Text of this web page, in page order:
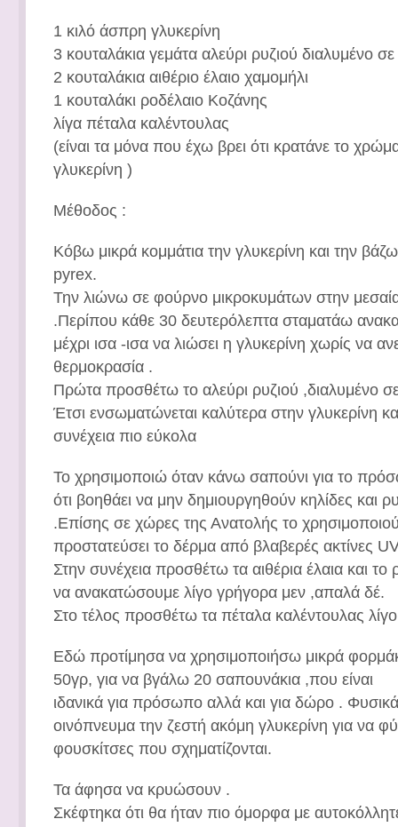
1 κιλό άσπρη γλυκερίνη
3 κουταλάκια γεμάτα αλεύρι ρυζιού διαλυμένο σε
2 κουταλάκια αιθέριο έλαιο χαμομήλι
1 κουταλάκι ροδέλαιο Κοζάνης
λίγα πέταλα καλέντουλας
(είναι τα μόνα που έχω βρει ότι κρατάνε το
γλυκερίνη )
Μέθοδος :
Κόβω μικρά κομμάτια την γλυκερίνη και την
pyrex.
Την λιώνω σε φούρνο μικροκυμάτων στην
.Περίπου κάθε 30 δευτερόλεπτα σταματάω
μέχρι ισα -ισα να λιώσει η γλυκερίνη χωρίς να
θερμοκρασία .
Πρώτα προσθέτω το αλεύρι ρυζιού ,διαλυμένο
Έτσι ενσωματώνεται καλύτερα στην γλυκερίνη
συνέχεια πιο εύκολα
Το χρησιμοποιώ όταν κάνω σαπούνι για το
ότι βοηθάει να μην δημιουργηθούν κηλίδες και
.Επίσης σε χώρες της Ανατολής το
προστατεύσει το δέρμα από βλαβερές ακτίνες
Στην συνέχεια προσθέτω τα αιθέρια έλαια και το
να ανακατώσουμε λίγο γρήγορα μεν ,απαλά δέ.
Στο τέλος προσθέτω τα πέταλα καλέντουλας
Εδώ προτίμησα να χρησιμοποιήσω μικρά
50γρ, για να βγάλω 20 σαπουνάκια ,που είναι
ιδανικά για πρόσωπο αλλά και για δώρο .
οινόπνευμα την ζεστή ακόμη γλυκερίνη για να
φουσκίτσες που σχηματίζονται.
Τα άφησα να κρυώσουν .
Σκέφτηκα ότι θα ήταν πιο όμορφα με